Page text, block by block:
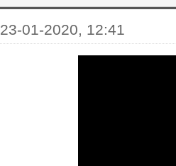
23-01-2020, 12:41